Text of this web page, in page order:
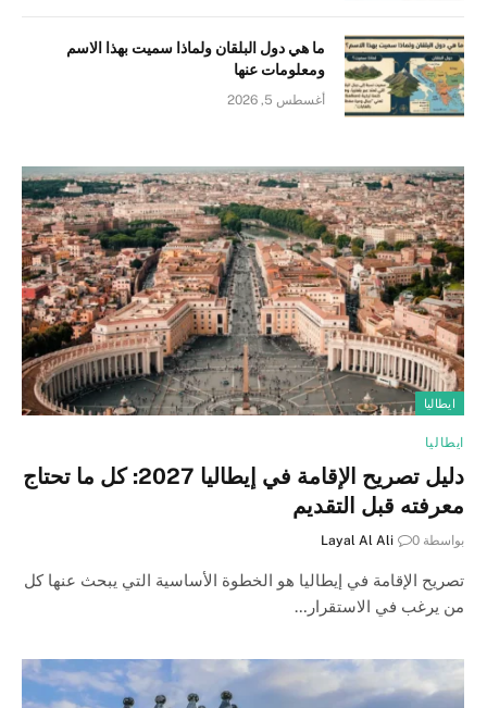
ما هي دول البلقان ولماذا سميت بهذا الاسم
ومعلومات عنها
أغسطس 5, 2026
ايطاليا
ايطاليا
دليل تصريح الإقامة في إيطاليا 2027: كل ما تحتاج
معرفته قبل التقديم
بواسطة Layal Al Ali 0
تصريح الإقامة في إيطاليا هو الخطوة الأساسية التي يبحث عنها كل
من يرغب في الاستقرار…